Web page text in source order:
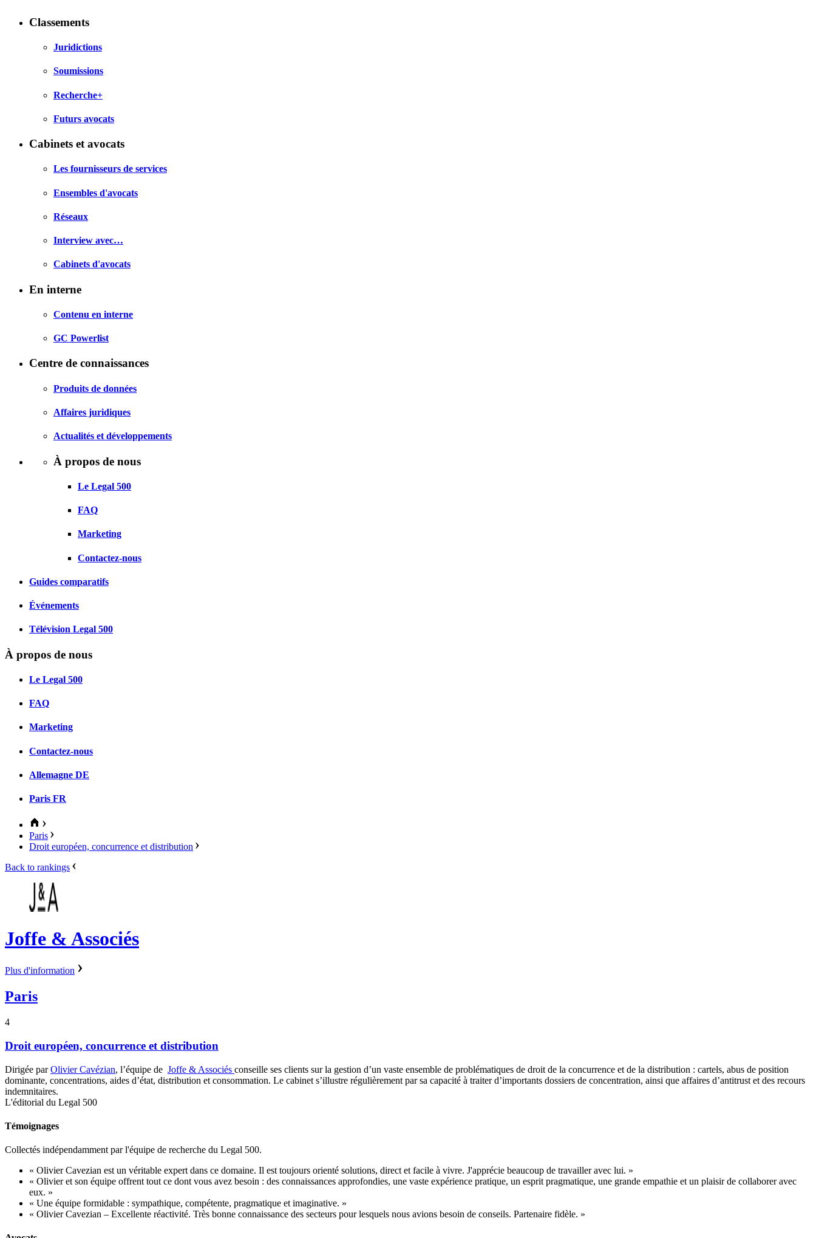
Classements
Juridictions
Soumissions
Recherche+
Futurs avocats
Cabinets et avocats
Les fournisseurs de services
Ensembles d'avocats
Réseaux
Interview avec…
Cabinets d'avocats
En interne
Contenu en interne
GC Powerlist
Centre de connaissances
Produits de données
Affaires juridiques
Actualités et développements
À propos de nous
Le Legal 500
FAQ
Marketing
Contactez-nous
Guides comparatifs
Événements
Télévision Legal 500
À propos de nous
Le Legal 500
FAQ
Marketing
Contactez-nous
Allemagne DE
Paris FR
Paris
Droit européen, concurrence et distribution
Back to rankings
Joffe & Associés
Plus d'information
Paris
4
Droit européen, concurrence et distribution
Dirigée par Olivier Cavézian, l’équipe de Joffe & Associés conseille ses clients sur la gestion d’un vaste ensemble de problématiques de droit de la concurrence et de la distribution : cartels, abus de position
dominante, concentrations, aides d’état, distribution et consommation. Le cabinet s’illustre régulièrement par sa capacité à traiter d’importants dossiers de concentration, ainsi que affaires d’antitrust et des recours
indemnitaires.
L'éditorial du Legal 500
Témoignages
Collectés indépendamment par l'équipe de recherche du Legal 500.
« Olivier Cavezian est un véritable expert dans ce domaine. Il est toujours orienté solutions, direct et facile à vivre. J'apprécie beaucoup de travailler avec lui. »
« Olivier et son équipe offrent tout ce dont vous avez besoin : des connaissances approfondies, une vaste expérience pratique, un esprit pragmatique, une grande empathie et un plaisir de collaborer avec
eux. »
« Une équipe formidable : sympathique, compétente, pragmatique et imaginative. »
« Olivier Cavezian – Excellente réactivité. Très bonne connaissance des secteurs pour lesquels nous avions besoin de conseils. Partenaire fidèle. »